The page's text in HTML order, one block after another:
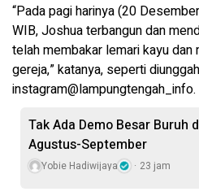
“Pada pagi harinya (20
WIB, Joshua terbangun dan
telah membakar lemari kayu
gereja,” katanya, seperti
instagram@lampungtengah_info.
Tak Ada Demo Besar Buruh
Agustus-September
Yobie Hadiwijaya 23 jam